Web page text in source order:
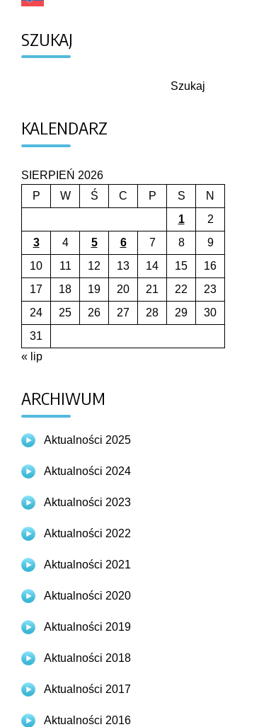
SZUKAJ
Szukaj
KALENDARZ
SIERPIEŃ 2026
P
W Ś C P S
N
1
2
3
4 5 6 7 8
9
10
11 12 13 14 15
16
17
18 19 20 21 22
23
24
25 26 27 28 29
30
31
« lip
ARCHIWUM
Aktualności 2025
Aktualności 2024
Aktualności 2023
Aktualności 2022
Aktualności 2021
Aktualności 2020
Aktualności 2019
Aktualności 2018
Aktualności 2017
Aktualności 2016